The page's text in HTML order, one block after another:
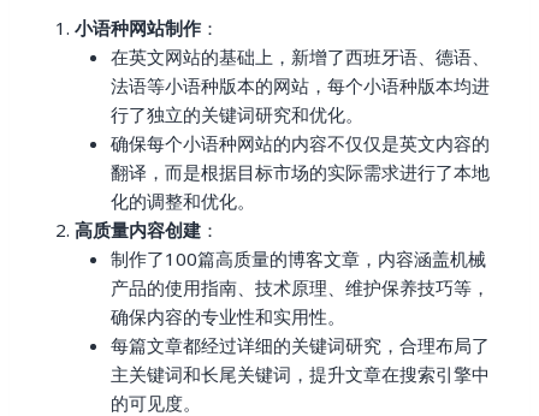
小语种网站制作 ：
在英文网站的基础上，新增了西班牙语、德语、
法语等小语种版本的网站，每个小语种版本均进
行了独立的关键词研究和优化。
确保每个小语种网站的内容不仅仅是英文内容的
翻译，而是根据目标市场的实际需求进行了本地
化的调整和优化。
高质量内容创建 ：
制作了100篇高质量的博客文章，内容涵盖机械
产品的使用指南、技术原理、维护保养技巧等，
确保内容的专业性和实用性。
每篇文章都经过详细的关键词研究，合理布局了
主关键词和长尾关键词，提升文章在搜索引擎中
的可见度。